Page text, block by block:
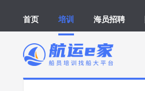
首页 培训 海员招聘